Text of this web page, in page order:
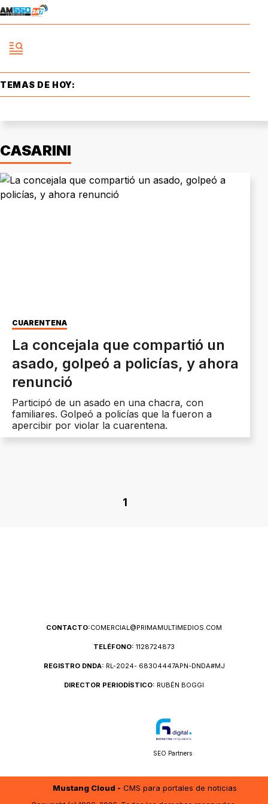
TEMAS DE HOY:
CASARINI
CUARENTENA
La concejala que compartió un
asado, golpeó a policías, y ahora
renunció
Participó de un asado en una chacra, con
familiares. Golpeó a policías que la fueron a
apercibir por violar la cuarentena.
1
CONTACTO:COMERCIAL@PRIMAMULTIMEDIOS.COM
TELÉFONO: 1128724873
REGISTRO DNDA: RL-2024- 68304447APN-DNDA#MJ
DIRECTOR PERIODÍSTICO: RUBÉN BOGGI
SEO Partners
Mustang Cloud - CMS para portales de noticias